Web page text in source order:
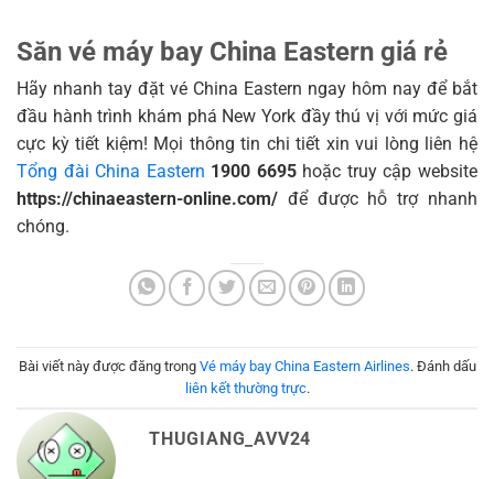
Săn vé máy bay China Eastern giá rẻ
Hãy nhanh tay đặt vé China Eastern ngay hôm nay để bắt
đầu hành trình khám phá New York đầy thú vị với mức giá
cực kỳ tiết kiệm! Mọi thông tin chi tiết xin vui lòng liên hệ
Tổng đài China Eastern 1900 6695hoặc truy cập website
https://chinaeastern-online.com/ để được hỗ trợ nhanh
chóng.
Bài viết này được đăng trong Vé máy bay China Eastern Airlines. Đánh dấu
liên kết thường trực.
THUGIANG_AVV24